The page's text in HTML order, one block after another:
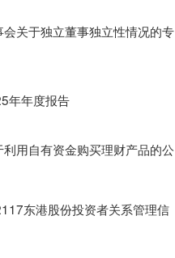
关于独立董事独立性情况的专
年年度报告
用自有资金购买理财产品的公
东港股份投资者关系管理信